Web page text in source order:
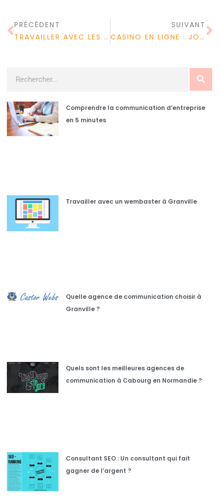
PRÉCÉDENT
TRAVAILLER AVEC LES ENFANTS : ON VOUS EXPLIQUE LES FORMATIONS
SUIVANT
CASINO EN LIGNE : JOUER EN MODE FLASH POUR PLUS DE SIMPLICITÉ
Comprendre la communication d’entreprise
en 5 minutes
Travailler avec un wembaster à Granville
Quelle agence de communication choisir à
Granville ?
Quels sont les meilleures agences de
communication à Cabourg en Normandie ?
Consultant SEO : Un consultant qui fait
gagner de l’argent ?